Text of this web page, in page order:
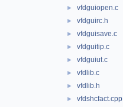
► vfdguiopen.c
► vfdguirc.h
► vfdguisave.c
► vfdguitip.c
► vfdguiut.c
► vfdlib.c
► vfdlib.h
► vfdshcfact.cpp